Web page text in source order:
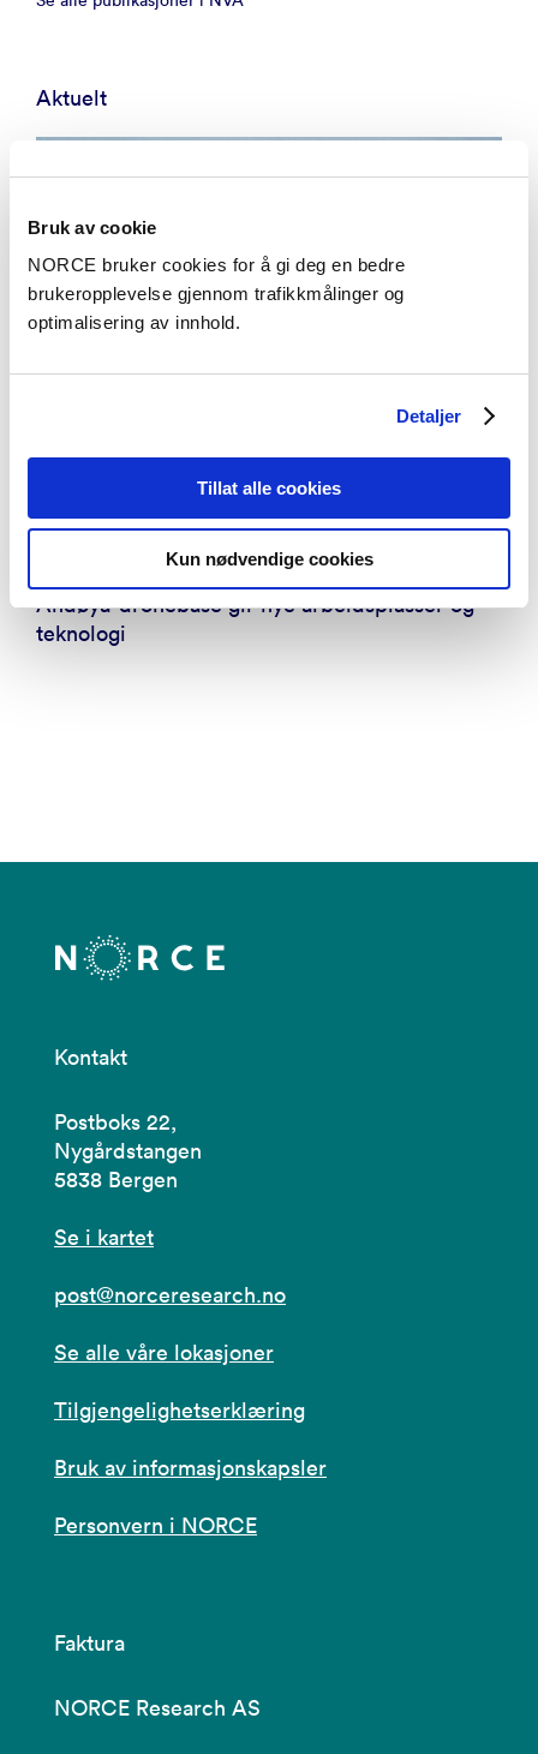
Bruk av cookie
NORCE bruker cookies for å gi deg en bedre
brukeropplevelse gjennom trafikkmålinger og
optimalisering av innhold.
Detaljer
Tillat alle cookies
Kun nødvendige cookies
Aktuelt
Andøya-dronebase gir nye arbeidsplasser og
teknologi
Kontakt
Postboks 22,
Nygårdstangen
5838 Bergen
Se i kartet
post@norceresearch.no
Se alle våre lokasjoner
Tilgjengelighetserklæring
Bruk av informasjonskapsler
Personvern i NORCE
Faktura
NORCE Research AS